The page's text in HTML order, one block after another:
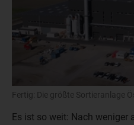
Fertig: Die größte Sortieranlage
Es ist so weit: Nach weniger